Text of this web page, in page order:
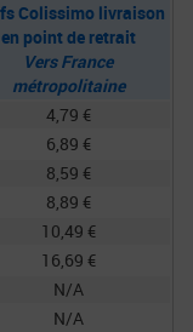
Colissimo livraison
en point de retrait
Vers France
métropolitaine
4,79 €
6,89 €
8,59 €
8,89 €
10,49 €
16,69 €
N/A
N/A